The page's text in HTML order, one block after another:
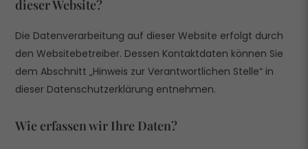
dieser Website?
Die Datenverarbeitung auf dieser Website erfolgt durch
den Websitebetreiber. Dessen Kontaktdaten können Sie
dem Abschnitt „Hinweis zur Verantwortlichen Stelle“ in
dieser Datenschutzerklärung entnehmen.
Wie erfassen wir Ihre Daten?